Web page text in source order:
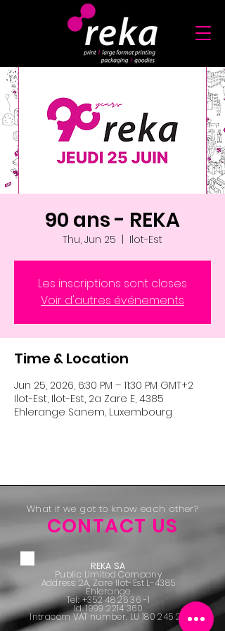
90 ans - REKA
Thu, Jun 25 Ilot-Est
Les inscriptions sont closes
Voir d'autres événements
Time & Location
Jun 25, 2026, 6:30 PM – 11:30 PM GMT+2
Ilot-Est, Ilot-Est, 2a Zare E, 4385
Ehlerange Sanem, Luxembourg
What if we got to know each other?
CONTACT US
REKA SA
Public Limited Company
Address: 2A, Zare Ilot-Est L-4385
Ehlerange
Tel:+352 48 26 36 -1
Id.1999 2214 360
Intracom VAT number. LU180 245 20